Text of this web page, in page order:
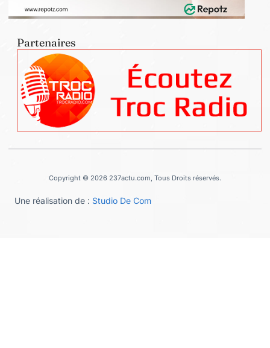
Partenaires
Copyright © 2026 237actu.com, Tous Droits réservés.
Une réalisation de : Studio De Com